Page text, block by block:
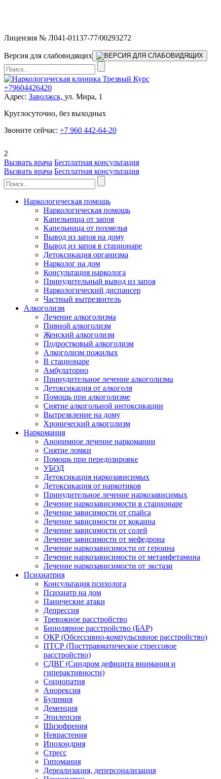
Лицензия № Л041-01137-77/00293272
Версия для слабовидящих
+79604426420
Адрес: Заволжск, ул. Мира, 1
Круглосуточно, без выходных
Звоните сейчас: +7 960 442-64-20
2
Вызвать врача Бесплатная консультация
Вызвать врача Бесплатная консультация
Наркологическая помощь
Наркологическая помощь
Капельница от запоя
Капельница от похмелья
Вывод из запоя на дому
Вывод из запоя в стационаре
Детоксикация организма
Нарколог на дом
Консультация нарколога
Принудительный вывод из запоя
Наркологический диспансер
Частный вытрезвитель
Алкоголизм
Лечение алкоголизма
Пивной алкоголизм
Женский алкоголизм
Подростковый алкоголизм
Алкоголизм пожилых
В стационаре
Амбулаторно
Принудительное лечение алкоголизма
Детоксикация от алкоголя
Помощь при алкоголизме
Снятие алкогольной интоксикации
Вытрезвление на дому
Хронический алкоголизм
Наркомания
Анонимное лечение наркомании
Снятие ломки
Помощь при передозировке
УБОД
Детоксикация наркозависимых
Детоксикация от наркотиков
Принудительное лечение наркозависимых
Лечение наркозависимости в стационаре
Лечение зависимости от спайса
Лечение зависимости от кокаина
Лечение зависимости от солей
Лечение зависимости от мефедрона
Лечение наркозависимости от героина
Лечение наркозависимости от метамфетамина
Лечение наркозависимости от экстази
Психиатрия
Консультация психолога
Психиатр на дом
Панические атаки
Депрессия
Тревожное расстройство
Биполярное расстройство (БАР)
ОКР (Обсессивно-компульсивное расстройство)
ПТСР (Посттравматическое стрессовое
расстройство)
СДВГ (Синдром дефицита внимания и
гиперактивности)
Социопатия
Анорексия
Булимия
Деменция
Эпилепсия
Шизофрения
Неврастения
Ипохондрия
Стресс
Гипомания
Дереализация, деперсонализация